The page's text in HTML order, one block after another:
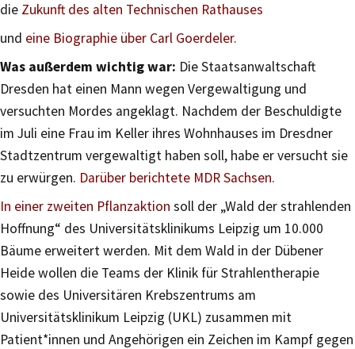
die Zukunft des alten Technischen Rathauses
und eine Biographie über Carl Goerdeler.
Was außerdem wichtig war: Die Staatsanwaltschaft
Dresden hat einen Mann wegen Vergewaltigung und
versuchten Mordes angeklagt. Nachdem der Beschuldigte
im Juli eine Frau im Keller ihres Wohnhauses im Dresdner
Stadtzentrum vergewaltigt haben soll, habe er versucht sie
zu erwürgen. Darüber berichtete MDR Sachsen.
In einer zweiten Pflanzaktion soll der „Wald der strahlenden
Hoffnung“ des Universitätsklinikums Leipzig um 10.000
Bäume erweitert werden. Mit dem Wald in der Dübener
Heide wollen die Teams der Klinik für Strahlentherapie
sowie des Universitären Krebszentrums am
Universitätsklinikum Leipzig (UKL) zusammen mit
Patient*innen und Angehörigen ein Zeichen im Kampf gegen